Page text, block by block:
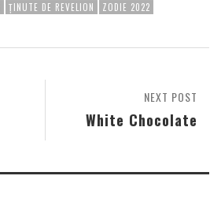
ȚINUTE DE REVELION ZODIE 2022
NEXT POST
White Chocolate